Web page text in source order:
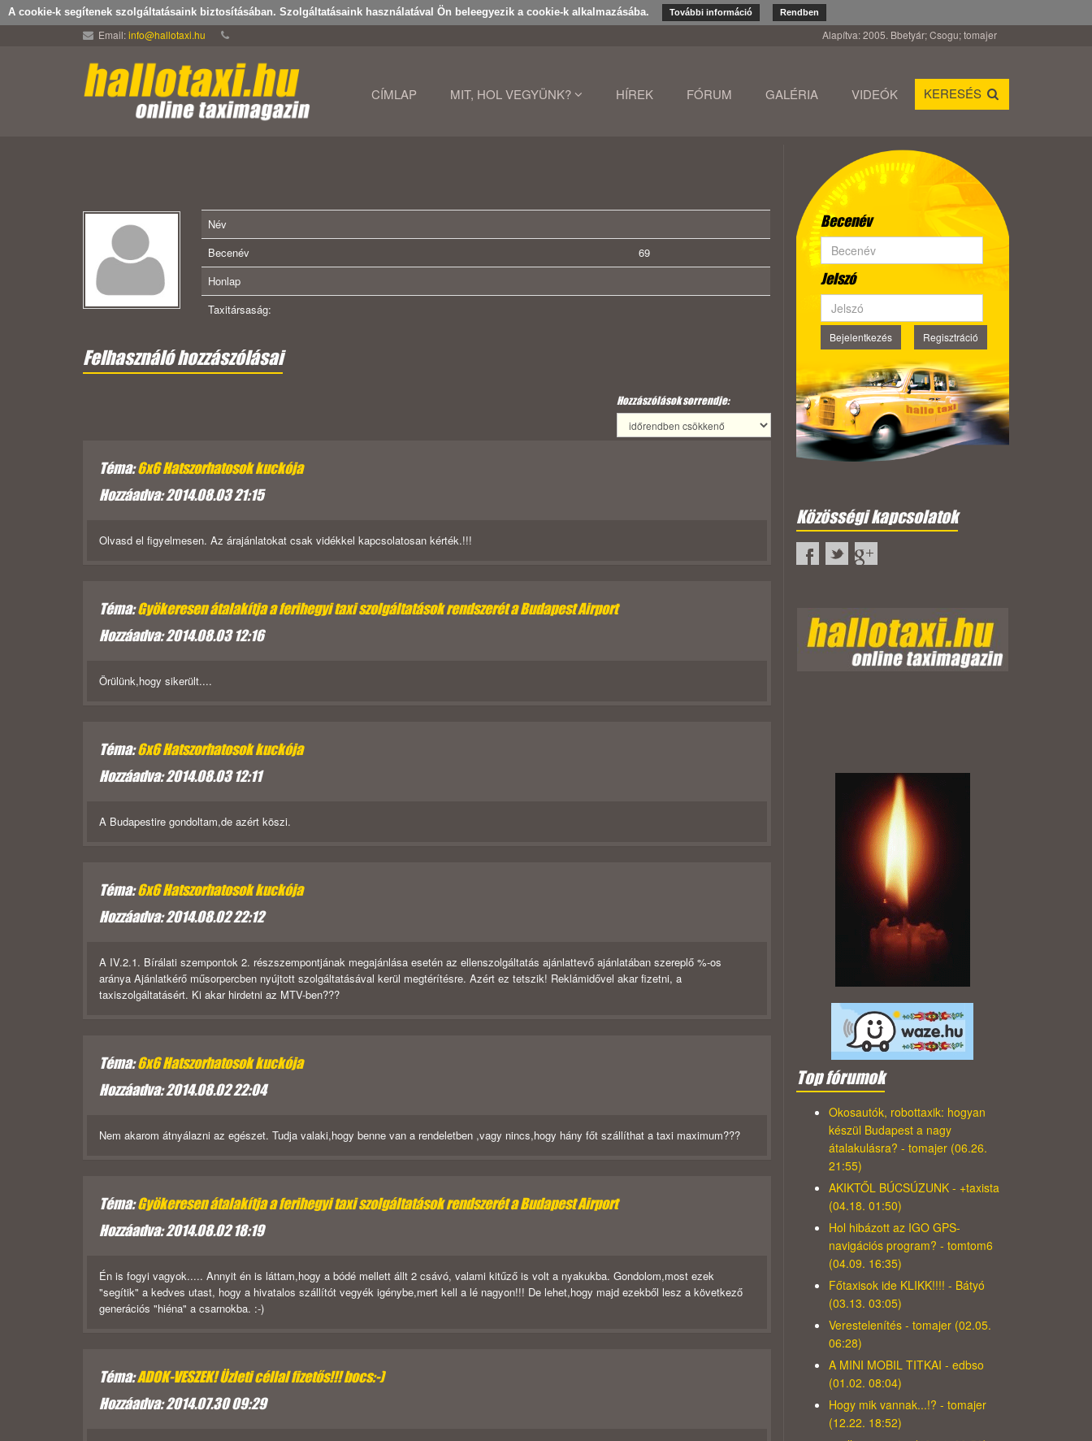
A cookie-k segítenek szolgáltatásaink biztosításában. Szolgáltatásaink használatával Ön beleegyezik a cookie-k alkalmazásába. További információ Rendben
Email:info@hallotaxi.hu Alapítva: 2005. Bbetyár; Csogu; tomajer
CÍMLAP MIT, HOL VEGYÜNK? HÍREK FÓRUM GALÉRIA VIDEÓK KERESÉS
Név
Becenév
69
Honlap
Taxitársaság:
Felhasználó hozzászólásai
Hozzászólások sorrendje:
Téma:6x6 Hatszorhatosok kuckója
Hozzáadva: 2014.08.03 21:15
Olvasd el figyelmesen. Az árajánlatokat csak vidékkel kapcsolatosan kérték.!!!
Téma:Gyökeresen átalakítja a ferihegyi taxi szolgáltatások rendszerét a Budapest Airport
Hozzáadva: 2014.08.03 12:16
Örülünk,hogy sikerült....
Téma:6x6 Hatszorhatosok kuckója
Hozzáadva: 2014.08.03 12:11
A Budapestire gondoltam,de azért köszi.
Téma:6x6 Hatszorhatosok kuckója
Hozzáadva: 2014.08.02 22:12
A IV.2.1. Bírálati szempontok 2. részszempontjának megajánlása esetén az ellenszolgáltatás ajánlattevő ajánlatában szereplő %-os
aránya Ajánlatkérő műsorpercben nyújtott szolgáltatásával kerül megtérítésre. Azért ez tetszik! Reklámidővel akar fizetni, a
taxiszolgáltatásért. Ki akar hirdetni az MTV-ben???
Téma:6x6 Hatszorhatosok kuckója
Hozzáadva: 2014.08.02 22:04
Nem akarom átnyálazni az egészet. Tudja valaki,hogy benne van a rendeletben ,vagy nincs,hogy hány főt szállíthat a taxi maximum???
Téma:Gyökeresen átalakítja a ferihegyi taxi szolgáltatások rendszerét a Budapest Airport
Hozzáadva: 2014.08.02 18:19
Én is fogyi vagyok..... Annyit én is láttam,hogy a bódé mellett állt 2 csávó, valami kitűző is volt a nyakukba. Gondolom,most ezek
"segítik" a kedves utast, hogy a hivatalos szállítót vegyék igénybe,mert kell a lé nagyon!!! De lehet,hogy majd ezekből lesz a következő
generációs "hiéna" a csarnokba. :-)
Téma:ADOK-VESZEK! Üzleti céllal fizetős!!! bocs:-)
Hozzáadva: 2014.07.30 09:29
Becenév
Jelszó
Bejelentkezés Regisztráció
Közösségi kapcsolatok
Top fórumok
Okosautók, robottaxik: hogyan
készül Budapest a nagy
átalakulásra? - tomajer (06.26.
21:55)
AKIKTŐL BÚCSÚZUNK - +taxista
(04.18. 01:50)
Hol hibázott az IGO GPS-
navigációs program? - tomtom6
(04.09. 16:35)
Főtaxisok ide KLIKK!!!! - Bátyó
(03.13. 03:05)
Verestelenítés - tomajer (02.05.
06:28)
A MINI MOBIL TITKAI - edbso
(01.02. 08:04)
Hogy mik vannak...!? - tomajer
(12.22. 18:52)